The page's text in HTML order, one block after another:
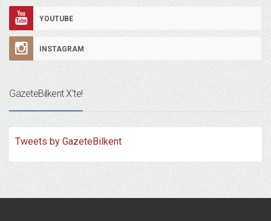
YOUTUBE
INSTAGRAM
GazeteBilkent X’te!
Tweets by GazeteBilkent